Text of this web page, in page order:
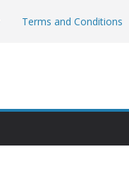
Terms and Conditions